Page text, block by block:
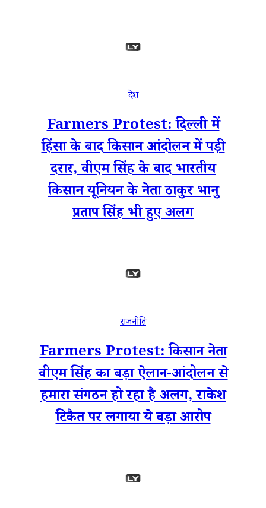
देश
Farmers Protest: दिल्ली में
हिंसा के बाद किसान आंदोलन में पड़ी
दरार, वीएम सिंह के बाद भारतीय
किसान यूनियन के नेता ठाकुर भानु
प्रताप सिंह भी हुए अलग
राजनीति
Farmers Protest: किसान नेता
वीएम सिंह का बड़ा ऐलान-आंदोलन से
हमारा संगठन हो रहा है अलग, राकेश
टिकैत पर लगाया ये बड़ा आरोप